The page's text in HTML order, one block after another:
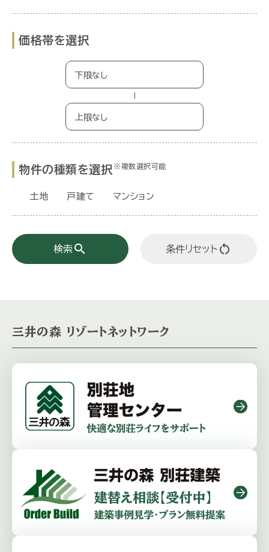
価格帯を選択
物件の種類を選択 ※複数選択可能
土地 戸建て マンション
検索 search 条件リセット restart_alt
三井の森 リゾートネットワーク